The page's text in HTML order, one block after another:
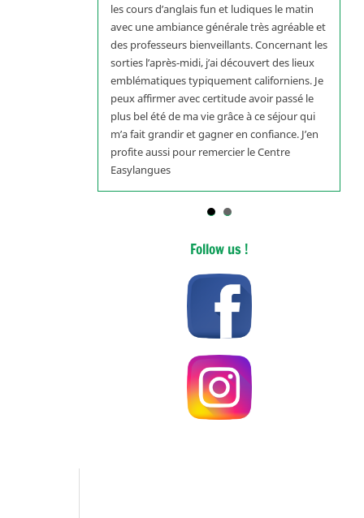
les cours d’anglais fun et ludiques le matin
avec une ambiance générale très agréable et
des professeurs bienveillants. Concernant les
sorties l’après-midi, j’ai découvert des lieux
emblématiques typiquement californiens. Je
peux affirmer avec certitude avoir passé le
plus bel été de ma vie grâce à ce séjour qui
m’a fait grandir et gagner en confiance. J’en
profite aussi pour remercier le Centre
Easylangues
Follow us !